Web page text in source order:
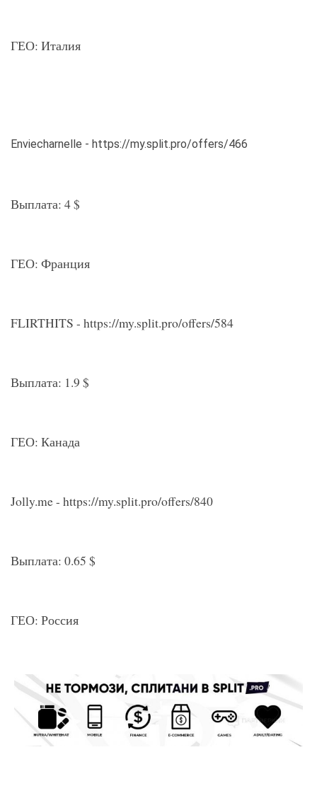
ГЕО: Италия
Enviecharnelle - https://my.split.pro/offers/466
Выплата: 4 $
ГЕО: Франция
FLIRTHITS - https://my.split.pro/offers/584
Выплата: 1.9 $
ГЕО: Канада
Jolly.me - https://my.split.pro/offers/840
Выплата: 0.65 $
ГЕО: Россия